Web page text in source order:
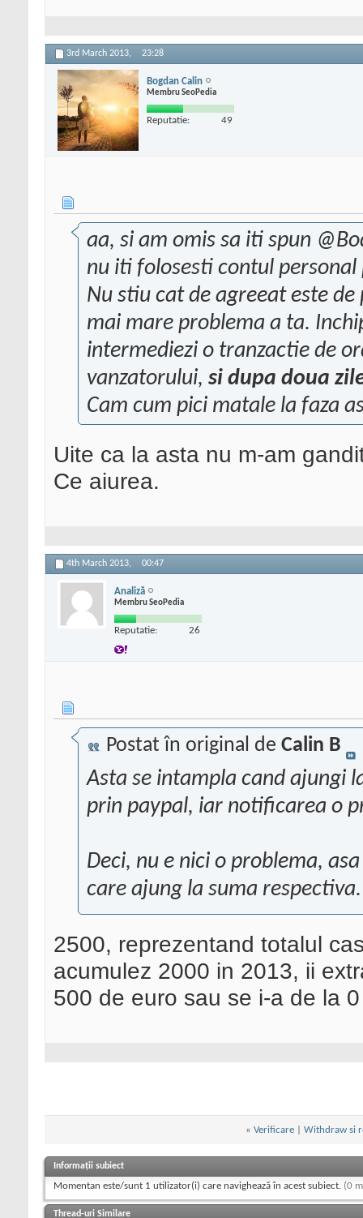
3rd March 2013, 23:28
Bogdan Calin
Membru SeoPedia
Reputatie: 49
aa, si am omis sa iti spun
nu iti folosesti contul
Nu stiu cat de agreeat este
mai mare problema a ta.
intermediezi o tranzactie de
vanzatorului, si dupa doua
Cam cum pici matale la faza
Uite ca la asta nu m-am
Ce aiurea.
4th March 2013, 00:47
Analiză
Membru SeoPedia
Reputatie: 26
Postat în original de Calin B
Asta se intampla cand ajungi
prin paypal, iar notificarea o
Deci, nu e nici o problema,
care ajung la suma respectiva.
2500, reprezentand totalul
acumulez 2000 in 2013, ii
500 de euro sau se i-a de la
« Verificare Withdraw si
Informații subiect
Momentan este/sunt 1 utilizator(i) care navighează în acest subiect. (0
Thread-uri Similare